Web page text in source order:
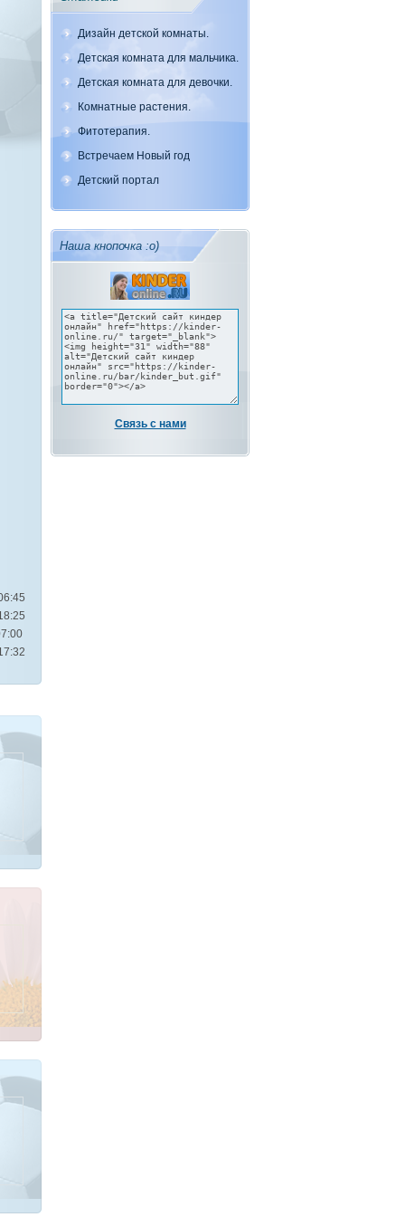
Дизайн детской комнаты.
Детская комната для мальчика.
Детская комната для девочки.
Комнатные растения.
Фитотерапия.
Встречаем Новый год
Детский портал
Наша кнопочка :о)
Связь с нами